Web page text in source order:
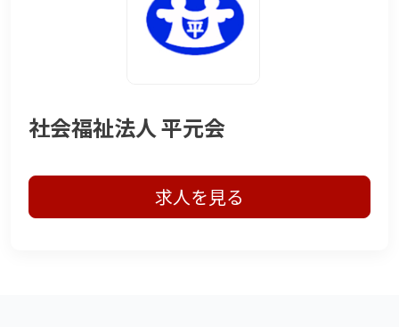
社会福祉法人 平元会
求人を見る